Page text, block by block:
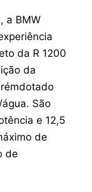
a BMW
da R 1200
da
São
e 12,5
de
de